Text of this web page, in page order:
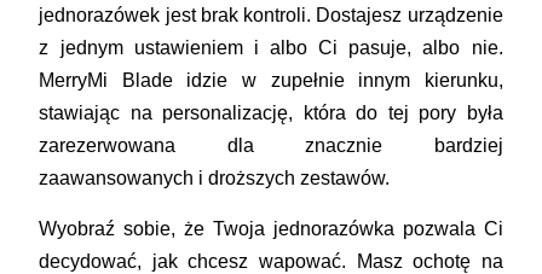
jednorazówek jest brak kontroli. Dostajesz urządzenie
z jednym ustawieniem i albo Ci pasuje, albo nie.
MerryMi Blade idzie w zupełnie innym kierunku,
stawiając na personalizację, która do tej pory była
zarezerwowana dla znacznie bardziej
zaawansowanych i droższych zestawów.
Wyobraź sobie, że Twoja jednorazówka pozwala Ci
decydować, jak chcesz wapować. Masz ochotę na